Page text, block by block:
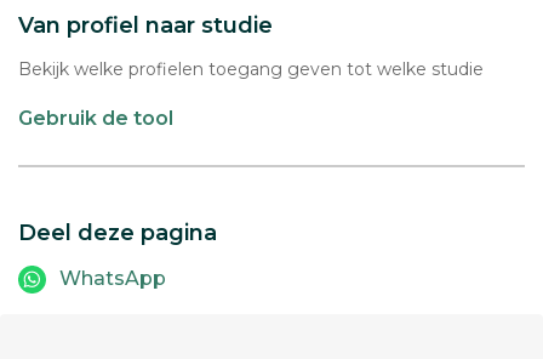
Van profiel naar studie
Bekijk welke profielen toegang geven tot welke studie
Gebruik de tool
Deel deze pagina
WhatsApp